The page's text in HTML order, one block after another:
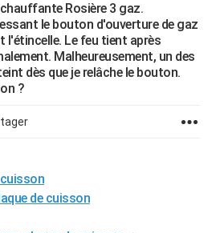
Rosière 3 gaz.
le bouton d'ouverture de gaz
l'étincelle. Le feu tient après
Malheureusement, un des
dès que je relâche le bouton.
?
de cuisson